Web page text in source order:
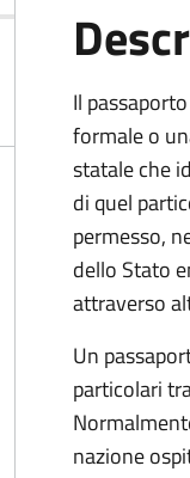
Il
formale o
statale che
di quel
permesso,
dello Stato
attraverso
Un
particolari
nazione